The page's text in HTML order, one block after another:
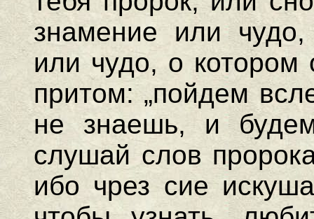
знамение или
или чудо, о котором
притом: „пойдем
не знаешь, и
слушай слов
ибо чрез сие